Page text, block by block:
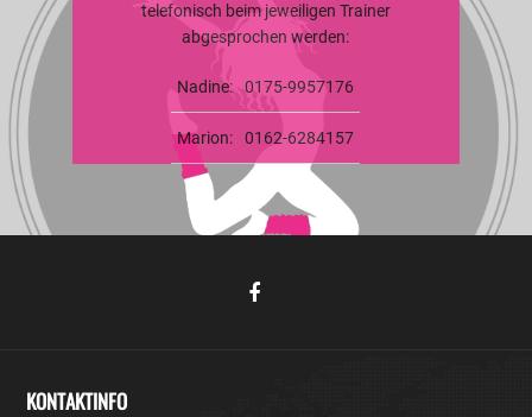
telefonisch beim jeweiligen Trainer
abgesprochen werden:
Nadine: 0175-9957176
Marion: 0162-6284157
KONTAKTINFO